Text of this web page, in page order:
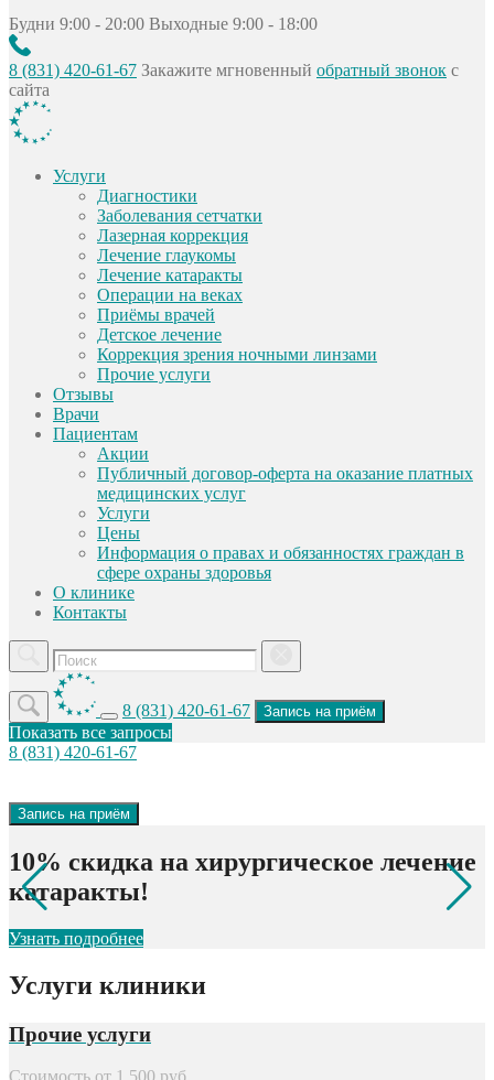
Будни 9:00 - 20:00 Выходные 9:00 - 18:00
8 (831) 420-61-67 Закажите мгновенный обратный звонок с
сайта
Услуги
Диагностики
Заболевания сетчатки
Лазерная коррекция
Лечение глаукомы
Лечение катаракты
Операции на веках
Приёмы врачей
Детское лечение
Коррекция зрения ночными линзами
Прочие услуги
Отзывы
Врачи
Пациентам
Акции
Публичный договор-оферта на оказание платных
медицинских услуг
Услуги
Цены
Информация о правах и обязанностях граждан в
сфере охраны здоровья
О клинике
Контакты
8 (831) 420-61-67 Запись на приём
Показать все запросы
8 (831) 420-61-67
Запись на приём
10% скидка на хирургическое лечение
катаракты!
Узнать подробнее
Услуги клиники
Прочие услуги